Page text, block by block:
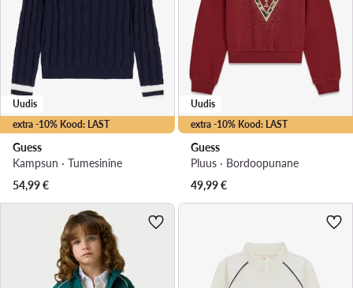
extra -10% Kood: LAST
Uudis
Guess
Kampsun · Tumesinine
54,99€
extra -10% Kood: LAST
Uudis
Guess
Pluus · Bordoopunane
49,99€